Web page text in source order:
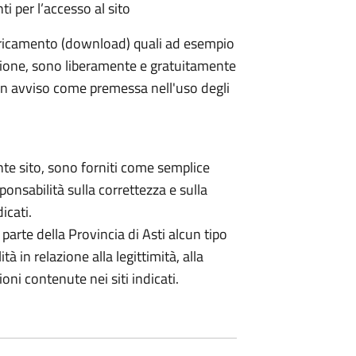
per l’accesso al sito
(download) quali ad esempio
sono liberamente e gratuitamente
come premessa nell'uso degli
sito, sono forniti come semplice
sulla correttezza e sulla
della Provincia di Asti alcun tipo
in relazione alla legittimità, alla
contenute nei siti indicati.